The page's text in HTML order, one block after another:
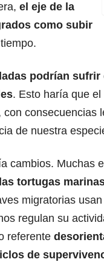
el eje de la
como subir
podrían
. Esto haría que
consecuencias
de nuestra
cambios. Muchas
las tortugas
migratorias
regulan su
referente
de